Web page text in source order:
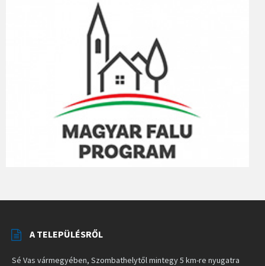
A TELEPÜLÉSRŐL
Sé Vas vármegyében, Szombathelytől mintegy 5 km-re nyugatra